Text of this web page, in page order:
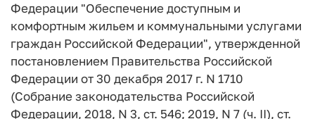
Федерации "Обеспечение доступным и
комфортным жильем и коммунальными услугами
граждан Российской Федерации", утвержденной
постановлением Правительства Российской
Федерации от 30 декабря 2017 г. N 1710
(Собрание законодательства Российской
Федерации, 2018, N 3, ст. 546; 2019, N 7 (ч. II), ст.